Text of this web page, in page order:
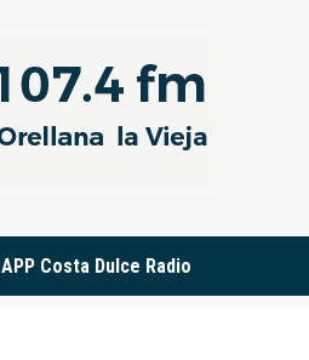
APP Costa Dulce Radio